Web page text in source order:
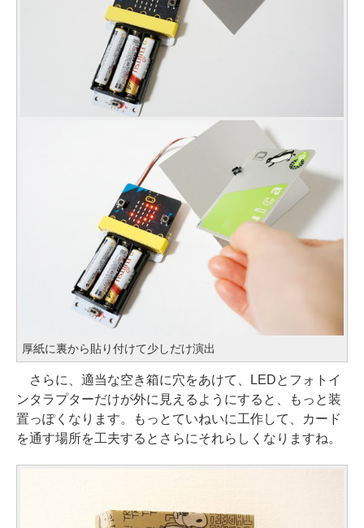
厚紙に裏から貼り付けて少しだけ演出
さらに、適当な空き箱に穴をあけて、LEDとフォトイ
ンタラプターだけが外に見えるようにすると、もっと装
置っぽくなります。もっとていねいに工作して、カード
を通す場所を工夫するとさらにそれらしくなりますね。